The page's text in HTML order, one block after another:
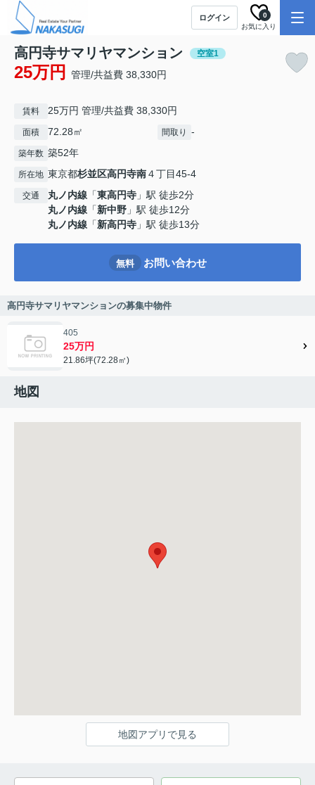
ログイン
お気に入り
0
高円寺サマリヤマンション 空室1
25万円 管理/共益費 38,330円
賃料 25万円 管理/共益費 38,330円
面積 72.28㎡ 間取り -
築年数 築52年
所在地 東京都杉並区高円寺南４丁目45-4
交通 丸ノ内線 「東高円寺 」駅 徒歩2分
丸ノ内線 「新中野 」駅 徒歩12分
丸ノ内線 「新高円寺 」駅 徒歩13分
無料 お問い合わせ
高円寺サマリヤマンションの募集中物件
405
25万円
21.86坪(72.28㎡)
地図
地図アプリで見る